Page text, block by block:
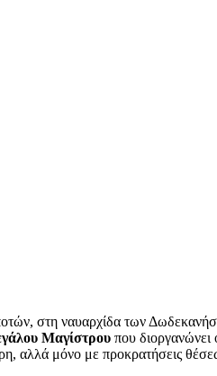
στη ναυαρχίδα των
Μαγίστρου που
αλλά μόνο με προκρατήσεις